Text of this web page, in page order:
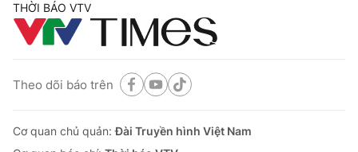
Theo dõi báo trên
THỜI BÁO VTV
Theo dõi báo trên
Cơ quan chủ quản:Đài Truyền hình Việt Nam